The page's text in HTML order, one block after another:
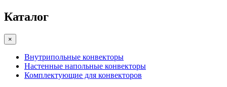
Каталог
×
Внутрипольные конвекторы
Настенные напольные конвекторы
Комплектующие для конвекторов